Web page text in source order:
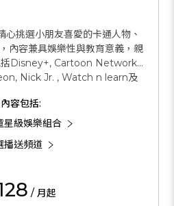
心挑選小朋友喜愛的卡通人物、
內容兼具娛樂性與教育意義，親
括Disney+, Cartoon Network,
Nick Jr. , Watch n learn及
內容包括:
星級娛樂組合
播送頻道
/ 月起